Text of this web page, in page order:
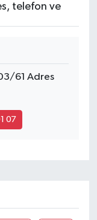
telefon ve
61 Adres
07